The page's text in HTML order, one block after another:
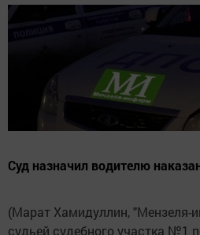
Суд назначил водителю
(Марат Хамидуллин,
судьей судебного участка №1